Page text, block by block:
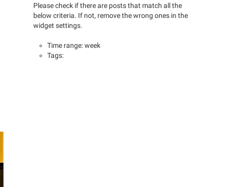
Please check if there are posts that match all the
below criteria. If not, remove the wrong ones in the
widget settings.
Time range: week
Tags: